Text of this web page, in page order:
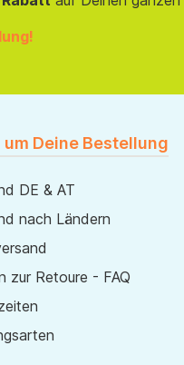
um Deine Bestellung
DE & AT
nach Ländern
zur Retoure - FAQ